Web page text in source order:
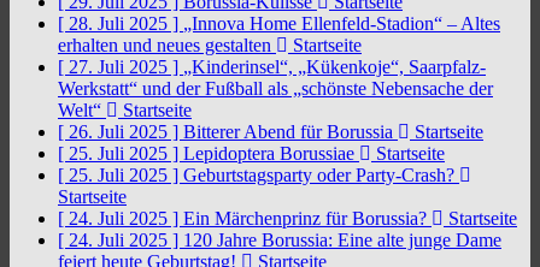
[ 28. Juli 2025 ] „Innova Home Ellenfeld-Stadion“ – Altes
erhalten und neues gestalten
Startseite
[ 27. Juli 2025 ] „Kinderinsel“, „Kükenkoje“, Saarpfalz-
Werkstatt“ und der Fußball als „schönste Nebensache der
Welt“
Startseite
[ 26. Juli 2025 ] Bitterer Abend für Borussia
Startseite
[ 25. Juli 2025 ] Lepidoptera Borussiae
Startseite
[ 25. Juli 2025 ] Geburtstagsparty oder Party-Crash?
Startseite
[ 24. Juli 2025 ] Ein Märchenprinz für Borussia?
Startseite
[ 24. Juli 2025 ] 120 Jahre Borussia: Eine alte junge Dame
feiert heute Geburtstag!
Startseite